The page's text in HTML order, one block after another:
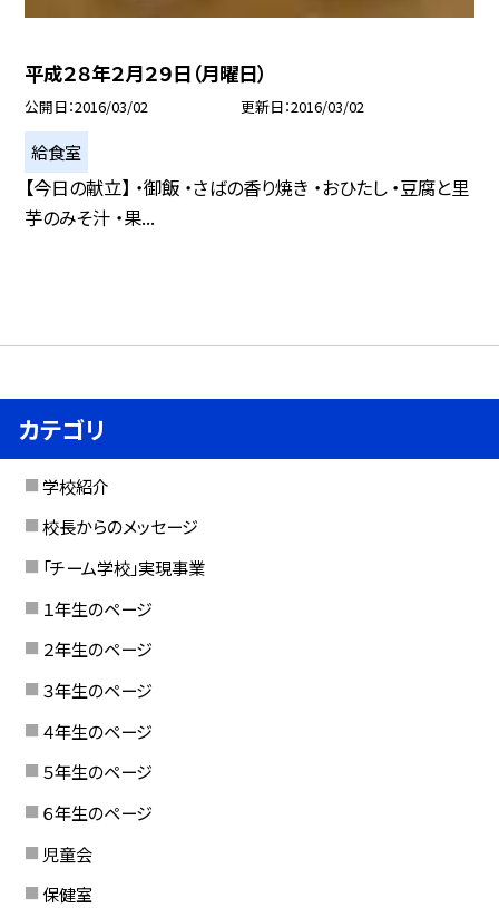
平成２８年２月２９日（月曜日）
公開日 2016/03/02 更新日 2016/03/02
給食室
【今日の献立】 ・御飯 ・さばの香り焼き ・おひたし ・豆腐と里
芋のみそ汁 ・果...
カテゴリ
学校紹介
校長からのメッセージ
「チーム学校」実現事業
１年生のページ
２年生のページ
３年生のページ
４年生のページ
５年生のページ
６年生のページ
児童会
保健室